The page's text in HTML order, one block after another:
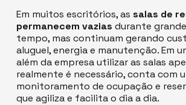
Em muitos escritórios, assalas de
permanecem vazias durante
tempo, mas continuam gerando
aluguel, energia e manutenção. Em
além da empresa utilizar as salas
realmente é necessário, conta com
monitoramento de ocupação e
que agiliza e facilita o dia a dia.